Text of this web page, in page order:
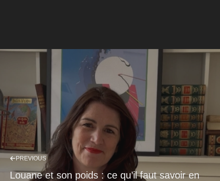
PREVIOUS
Louane et son poids : ce qu’il faut savoir en